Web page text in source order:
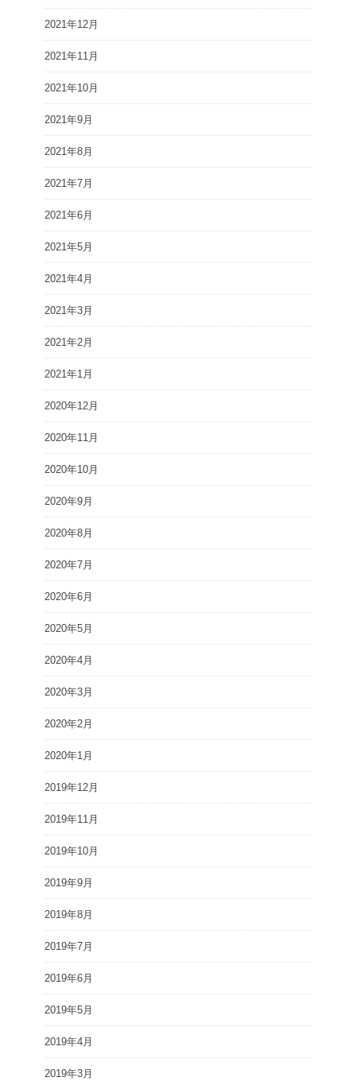
2021年12月
2021年11月
2021年10月
2021年9月
2021年8月
2021年7月
2021年6月
2021年5月
2021年4月
2021年3月
2021年2月
2021年1月
2020年12月
2020年11月
2020年10月
2020年9月
2020年8月
2020年7月
2020年6月
2020年5月
2020年4月
2020年3月
2020年2月
2020年1月
2019年12月
2019年11月
2019年10月
2019年9月
2019年8月
2019年7月
2019年6月
2019年5月
2019年4月
2019年3月